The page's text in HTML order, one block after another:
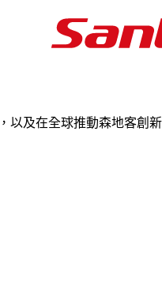
以及在全球推動森地客創